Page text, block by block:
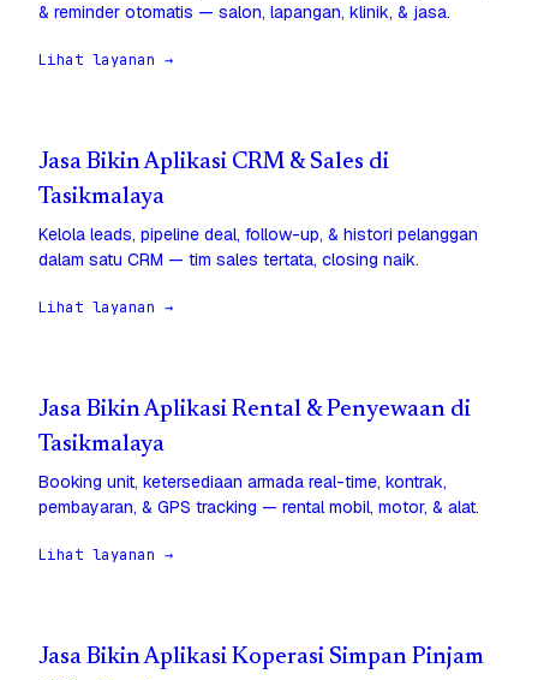
& reminder otomatis — salon, lapangan, klinik, & jasa.
Lihat layanan →
Jasa Bikin Aplikasi CRM & Sales di
Tasikmalaya
Kelola leads, pipeline deal, follow-up, & histori pelanggan
dalam satu CRM — tim sales tertata, closing naik.
Lihat layanan →
Jasa Bikin Aplikasi Rental & Penyewaan di
Tasikmalaya
Booking unit, ketersediaan armada real-time, kontrak,
pembayaran, & GPS tracking — rental mobil, motor, & alat.
Lihat layanan →
Jasa Bikin Aplikasi Koperasi Simpan Pinjam